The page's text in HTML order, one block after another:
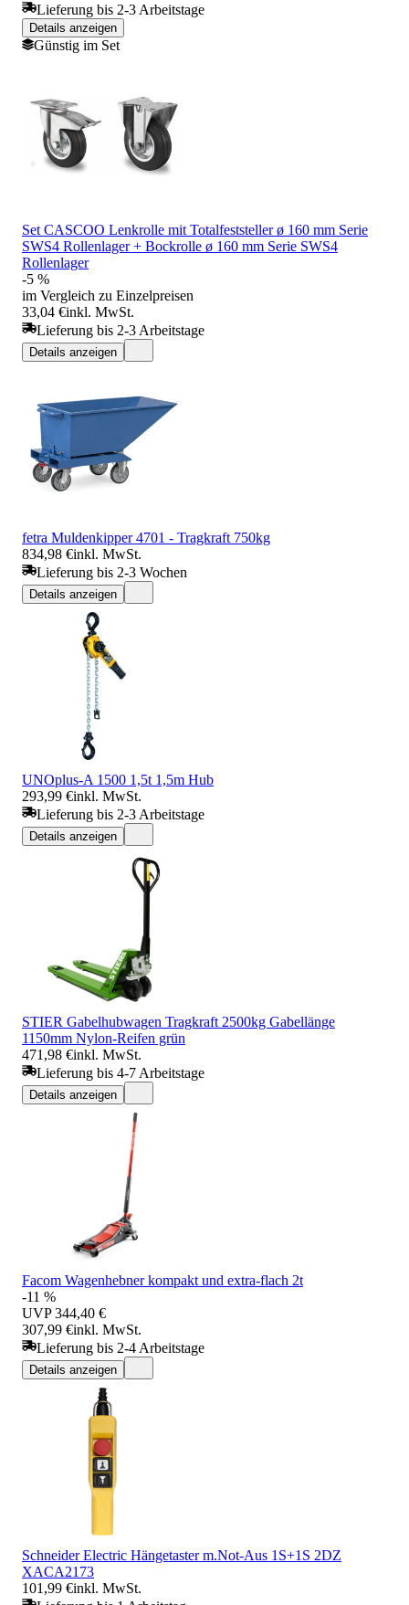
Lieferung bis 2-3 Arbeitstage
Details anzeigen
Günstig im Set
Set CASCOO Lenkrolle mit Totalfeststeller ø 160 mm Serie
SWS4 Rollenlager + Bockrolle ø 160 mm Serie SWS4
Rollenlager
-5 %
im Vergleich zu Einzelpreisen
33,04 €inkl. MwSt.
Lieferung bis 2-3 Arbeitstage
Details anzeigen
fetra Muldenkipper 4701 - Tragkraft 750kg
834,98 €inkl. MwSt.
Lieferung bis 2-3 Wochen
Details anzeigen
UNOplus-A 1500 1,5t 1,5m Hub
293,99 €inkl. MwSt.
Lieferung bis 2-3 Arbeitstage
Details anzeigen
STIER Gabelhubwagen Tragkraft 2500kg Gabellänge
1150mm Nylon-Reifen grün
471,98 €inkl. MwSt.
Lieferung bis 4-7 Arbeitstage
Details anzeigen
Facom Wagenhebner kompakt und extra-flach 2t
-11 %
UVP 344,40 €
307,99 €inkl. MwSt.
Lieferung bis 2-4 Arbeitstage
Details anzeigen
Schneider Electric Hängetaster m.Not-Aus 1S+1S 2DZ
XACA2173
101,99 €inkl. MwSt.